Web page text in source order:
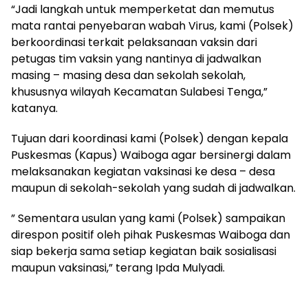
“Jadi langkah untuk memperketat dan memutus
mata rantai penyebaran wabah Virus, kami (Polsek)
berkoordinasi terkait pelaksanaan vaksin dari
petugas tim vaksin yang nantinya di jadwalkan
masing – masing desa dan sekolah sekolah,
khususnya wilayah Kecamatan Sulabesi Tenga,”
katanya.
Tujuan dari koordinasi kami (Polsek) dengan kepala
Puskesmas (Kapus) Waiboga agar bersinergi dalam
melaksanakan kegiatan vaksinasi ke desa – desa
maupun di sekolah-sekolah yang sudah di jadwalkan.
” Sementara usulan yang kami (Polsek) sampaikan
direspon positif oleh pihak Puskesmas Waiboga dan
siap bekerja sama setiap kegiatan baik sosialisasi
maupun vaksinasi,” terang Ipda Mulyadi.